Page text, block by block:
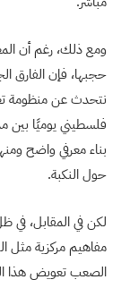
ومع ذلك، رغم أن
حجبها، فإن الفارق
نتحدث عن منظومة
فلسطيني يوميًا بين
بناء معرفي واضح
حول النكبة.
لكن في المقابل،
مفاهيم مركزية مثل
الصعب تعويض هذا